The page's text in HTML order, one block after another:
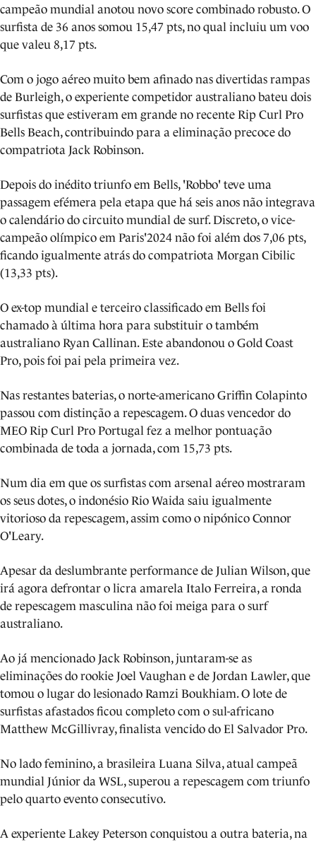
campeão mundial anotou novo score combinado robusto. O
surfista de 36 anos somou 15,47 pts, no qual incluiu um voo
que valeu 8,17 pts.
Com o jogo aéreo muito bem afinado nas divertidas rampas
de Burleigh, o experiente competidor australiano bateu dois
surfistas que estiveram em grande no recente Rip Curl Pro
Bells Beach, contribuindo para a eliminação precoce do
compatriota Jack Robinson.
Depois do inédito triunfo em Bells, 'Robbo' teve uma
passagem efémera pela etapa que há seis anos não integrava
o calendário do circuito mundial de surf. Discreto, o vice-
campeão olímpico em Paris'2024 não foi além dos 7,06 pts,
ficando igualmente atrás do compatriota Morgan Cibilic
(13,33 pts).
O ex-top mundial e terceiro classificado em Bells foi
chamado à última hora para substituir o também
australiano Ryan Callinan. Este abandonou o Gold Coast
Pro, pois foi pai pela primeira vez.
Nas restantes baterias, o norte-americano Griffin Colapinto
passou com distinção a repescagem. O duas vencedor do
MEO Rip Curl Pro Portugal fez a melhor pontuação
combinada de toda a jornada, com 15,73 pts.
Num dia em que os surfistas com arsenal aéreo mostraram
os seus dotes, o indonésio Rio Waida saiu igualmente
vitorioso da repescagem, assim como o nipónico Connor
O'Leary.
Apesar da deslumbrante performance de Julian Wilson, que
irá agora defrontar o licra amarela Italo Ferreira, a ronda
de repescagem masculina não foi meiga para o surf
australiano.
Ao já mencionado Jack Robinson, juntaram-se as
eliminações do rookie Joel Vaughan e de Jordan Lawler, que
tomou o lugar do lesionado Ramzi Boukhiam. O lote de
surfistas afastados ficou completo com o sul-africano
Matthew McGillivray, finalista vencido do El Salvador Pro.
No lado feminino, a brasileira Luana Silva, atual campeã
mundial Júnior da WSL, superou a repescagem com triunfo
pelo quarto evento consecutivo.
A experiente Lakey Peterson conquistou a outra bateria, na